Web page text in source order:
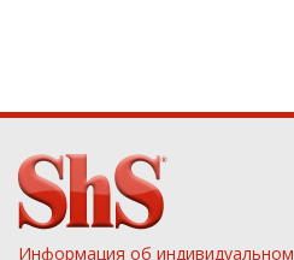
Информация об индивидуальном